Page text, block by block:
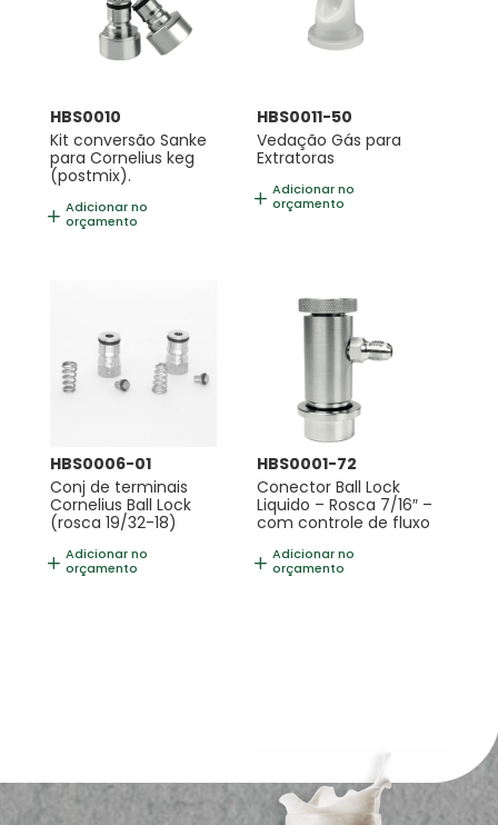
HBS0010
Kit conversão Sanke
para Cornelius keg
(postmix).
Adicionar no
orçamento
HBS0011-50
Vedação Gás para
Extratoras
Adicionar no
orçamento
HBS0006-01
Conj de terminais
Cornelius Ball Lock
(rosca 19/32-18)
Adicionar no
orçamento
HBS0001-72
Conector Ball Lock
Liquido – Rosca 7/16″ –
com controle de fluxo
Adicionar no
orçamento